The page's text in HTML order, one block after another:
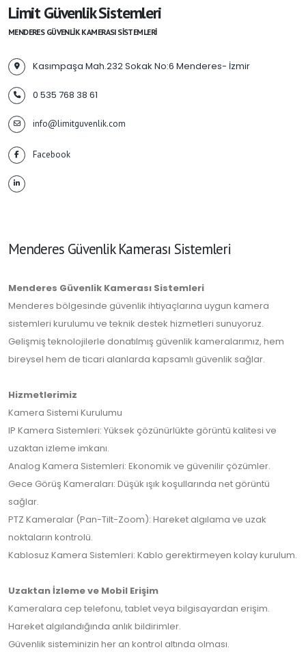
Limit Güvenlik Sistemleri
MENDERES GÜVENLIK KAMERASI SISTEMLERI
Kasımpaşa Mah.232 Sokak No:6 Menderes- İzmir
0 535 768 38 61
info@limitguvenlik.com
Facebook
Menderes Güvenlik Kamerası Sistemleri
Menderes Güvenlik Kamerası Sistemleri
Menderes bölgesinde güvenlik ihtiyaçlarına uygun kamera
sistemleri kurulumu ve teknik destek hizmetleri sunuyoruz.
Gelişmiş teknolojilerle donatılmış güvenlik kameralarımız, hem
bireysel hem de ticari alanlarda kapsamlı güvenlik sağlar.
Hizmetlerimiz
Kamera Sistemi Kurulumu
IP Kamera Sistemleri: Yüksek çözünürlükte görüntü kalitesi ve
uzaktan izleme imkanı.
Analog Kamera Sistemleri: Ekonomik ve güvenilir çözümler.
Gece Görüş Kameraları: Düşük ışık koşullarında net görüntü
sağlar.
PTZ Kameralar (Pan-Tilt-Zoom): Hareket algılama ve uzak
noktaların kontrolü.
Kablosuz Kamera Sistemleri: Kablo gerektirmeyen kolay kurulum.
Uzaktan İzleme ve Mobil Erişim
Kameralara cep telefonu, tablet veya bilgisayardan erişim.
Hareket algılandığında anlık bildirimler.
Güvenlik sisteminizin her an kontrol altında olması.